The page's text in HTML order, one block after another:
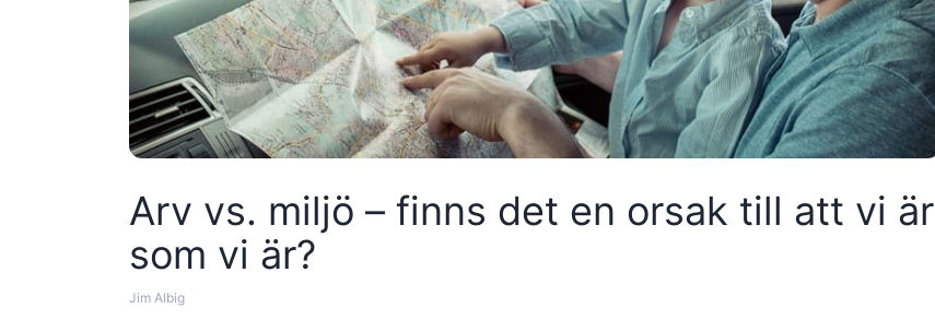
Arv vs. miljö – finns det en orsak till att vi är
som vi är?
Jim Albig